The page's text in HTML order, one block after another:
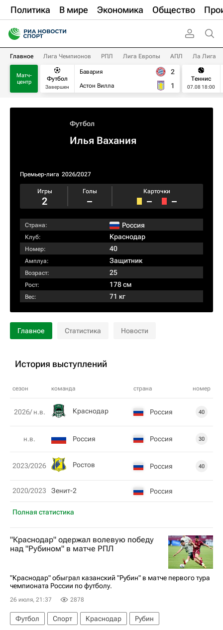
Политика В мире Экономика Общество
Главное Лига Чемпионов РПЛ Лига Европы АПЛ Ла Лига
Матч-
центр
Футбол
Завершен
Бавария
Астон Вилла
2
1
Теннис
07.08 18:00
Футбол
Илья Вахания
Премьер-лига 2026/2027
Игры
2
Голы
–
Карточки
– –
Страна: Россия
Клуб: Краснодар
Номер: 40
Амплуа: Защитник
Возраст: 25
Рост: 178 см
Вес: 71 кг
Главное Статистика Новости
История выступлений
сезон команда страна номер
Полная статистика
2026/ н.в. Краснодар Россия 40
н.в. Россия Россия 30
2023/2026 Ростов Россия 40
2020/2023 Зенит-2 Россия
"Краснодар" одержал волевую победу
над "Рубином" в матче РПЛ
"Краснодар" обыграл казанский "Рубин" в матче первого тура
чемпионата России по футболу.
26 июля, 21:37 2878
Футбол Спорт Краснодар Рубин